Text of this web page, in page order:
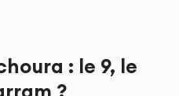
: le 9, le